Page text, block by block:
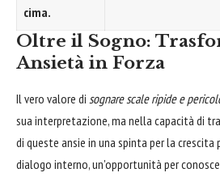
cima.
Oltre il Sogno:
Ansietà in Forza
Il vero valore di sognare scale ripide e
sua interpretazione, ma nella capacità di
di queste ansie in una spinta per la crescita
dialogo interno, un'opportunità per